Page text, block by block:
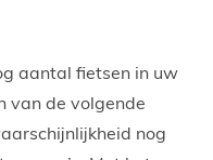
aantal fietsen in uw
van de volgende
nog